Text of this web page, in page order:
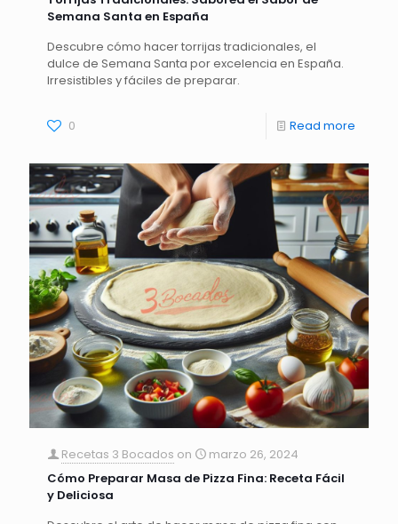
Semana Santa en España
Descubre cómo hacer torrijas tradicionales, el
dulce de Semana Santa por excelencia en España.
Irresistibles y fáciles de preparar.
0 Read more
Recetas 3 Bocados on
marzo 26, 2024
Cómo Preparar Masa de Pizza Fina: Receta Fácil
y Deliciosa